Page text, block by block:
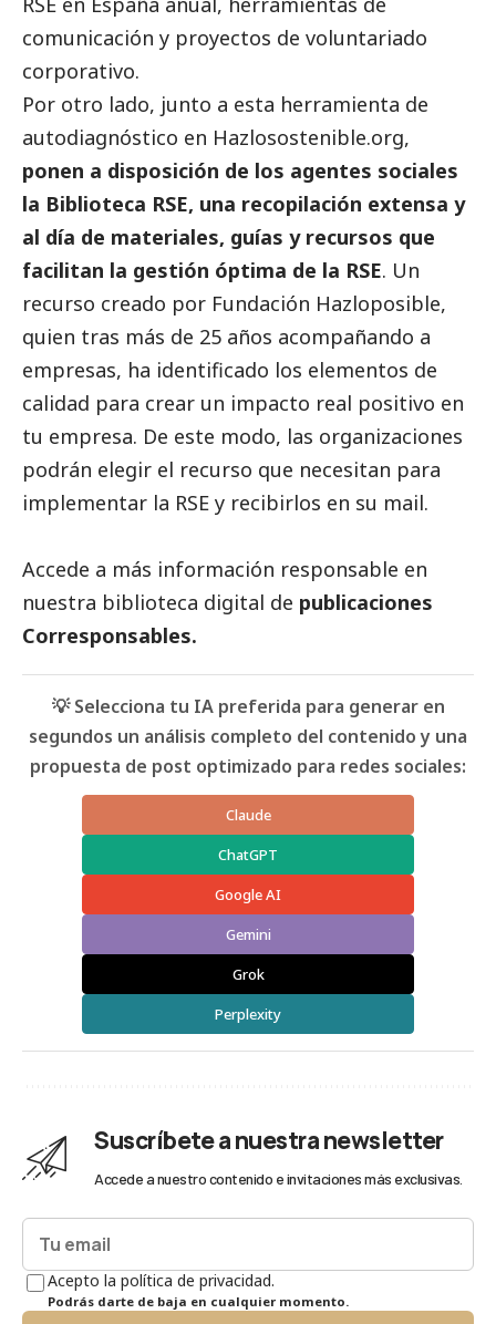
comunicación y proyectos de voluntariado
corporativo.
Por otro lado, junto a esta herramienta de
autodiagnóstico en Hazlosostenible.org,
ponen a disposición de los agentes sociales
la Biblioteca RSE, una recopilación extensa y
al día de materiales, guías y recursos que
facilitan la gestión óptima de la RSE. Un
recurso creado por Fundación Hazloposible,
quien tras más de 25 años acompañando a
empresas, ha identificado los elementos de
calidad para crear un impacto real positivo en
tu empresa. De este modo, las organizaciones
podrán elegir el recurso que necesitan para
implementar la RSE y recibirlos en su mail.
Accede a más información responsable en
nuestra biblioteca digital de publicaciones
Corresponsables.
💡 Selecciona tu IA preferida para generar en
segundos un análisis completo del contenido y una
propuesta de post optimizado para redes sociales:
Claude
ChatGPT
Google AI
Gemini
Grok
Perplexity
Suscríbete a nuestra newsletter
Accede a nuestro contenido e invitaciones más exclusivas.
Acepto la política de privacidad.
Podrás darte de baja en cualquier momento.